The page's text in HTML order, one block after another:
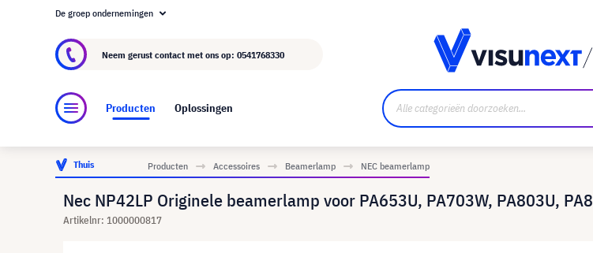
Over visunext.nl
De groep ondernemingen
Neem gerust contact met ons op: 0541768330
Producten Oplossingen
Thuis Producten Accessoires Beamerlamp NEC beamerlamp
Nec NP42LP Originele beamerlamp voor PA653U, PA703W, PA803U,
Artikelnr: 1000000817